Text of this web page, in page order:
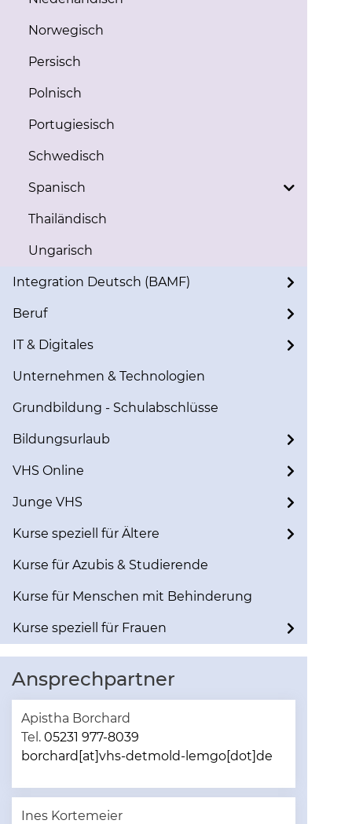
Norwegisch
Persisch
Polnisch
Portugiesisch
Schwedisch
Spanisch
Thailändisch
Ungarisch
Integration Deutsch (BAMF)
Beruf
IT & Digitales
Unternehmen & Technologien
Grundbildung - Schulabschlüsse
Bildungsurlaub
VHS Online
Junge VHS
Kurse speziell für Ältere
Kurse für Azubis & Studierende
Kurse für Menschen mit Behinderung
Kurse speziell für Frauen
Ansprechpartner
Apistha Borchard
Tel. 05231 977-8039
borchard[at]vhs-detmold-lemgo[dot]de
Ines Kortemeier